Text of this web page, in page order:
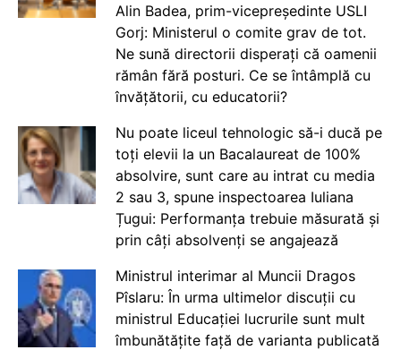
Alin Badea, prim-vicepreședinte USLI
Gorj: Ministerul o comite grav de tot.
Ne sună directorii disperați că oamenii
rămân fără posturi. Ce se întâmplă cu
învățătorii, cu educatorii?
Nu poate liceul tehnologic să-i ducă pe
toți elevii la un Bacalaureat de 100%
absolvire, sunt care au intrat cu media
2 sau 3, spune inspectoarea Iuliana
Țugui: Performanța trebuie măsurată și
prin câți absolvenți se angajează
Ministrul interimar al Muncii Dragos
Pîslaru: În urma ultimelor discuții cu
ministrul Educației lucrurile sunt mult
îmbunătățite față de varianta publicată